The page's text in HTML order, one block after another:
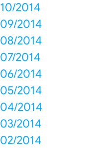
10/2014
09/2014
08/2014
07/2014
06/2014
05/2014
04/2014
03/2014
02/2014